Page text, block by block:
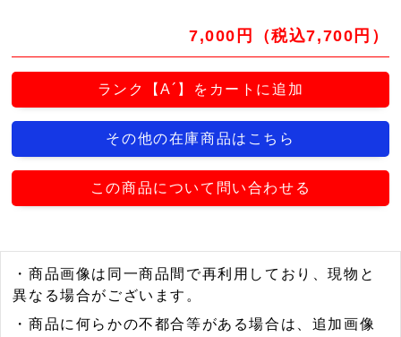
7,000円（税込7,700円）
ランク【A´】をカートに追加
その他の在庫商品はこちら
この商品について問い合わせる
・商品画像は同一商品間で再利用しており、現物と
異なる場合がございます。
・商品に何らかの不都合等がある場合は、追加画像